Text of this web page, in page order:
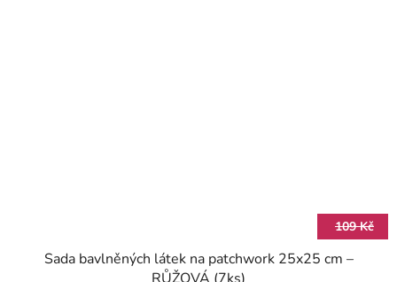
109 Kč
Sada bavlněných látek na patchwork 25x25 cm –